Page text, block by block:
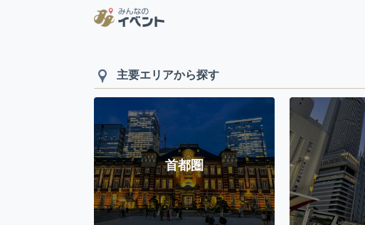
主要エリアから探す
首都圏